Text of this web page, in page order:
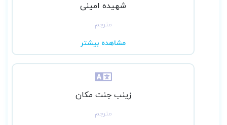
شهیده امینی
مترجم
مشاهده بیشتر
زینب جنت مکان
مترجم